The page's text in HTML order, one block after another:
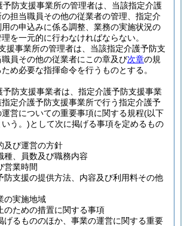
予防支援事業所の管理者は、当該指定介護
担当職員その他の従業者の管理、指定介
の申込みに係る調整、業務の実施状況の
を一元的に行わなければならない。
援事業所の管理者は、当該指定介護予防支
員その他の従業者にこの章及び次章の規
め必要な指揮命令を行うものとする。
予防支援事業者は、指定介護予防支援事業
定介護予防支援事業所で行う指定介護予
営についての重要事項に関する規程(以下
いう。)として次に掲げる事項を定めるもの
及び運営の方針
種、員数及び職務内容
営業時間
防支援の提供方法、内容及び利用料その他
の実施地域
のための措置に関する事項
げるもののほか、事業の運営に関する重要